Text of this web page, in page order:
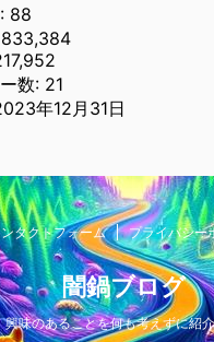
88
833,384
数: 21
年12月31日
タクトフォーム プライバシー
闇鍋ブログ
興味のあることを何も考えずに紹